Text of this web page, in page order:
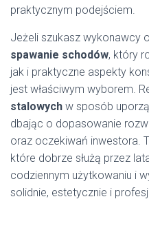
praktycznym podejściem.
Jeżeli szukasz wykonawcy
spawanie schodów, który
jak i praktyczne aspekty
jest właściwym wyborem.
stalowych w sposób
dbając o dopasowanie
oraz oczekiwań inwestora.
które dobrze służą przez
codziennym użytkowaniu i
solidnie, estetycznie i